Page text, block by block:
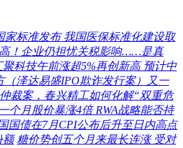
家标准发布 我国医保标准化建设取
！企业仍担忧关税影响……是真
聚科技午前涨超5%再创新高 预计中
泽达易盛IPO欺诈发行案）又一
裁案，春兴精工如何化解“双重危
个月股价暴涨4倍 RWA战略能否持
国债在7月CPI公布后升至日内高点
额 糖价势创五个月来最长连涨 受对